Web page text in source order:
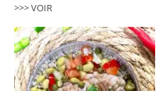
>>> VOIR